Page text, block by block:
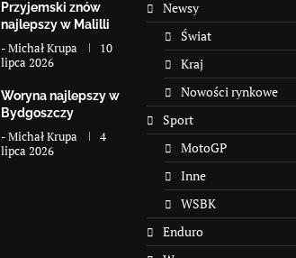
Przyjemski znów
najlepszy w Malilli
-Michał Krupa
10
lipca 2026
Woryna najlepszy w
Bydgoszczy
-Michał Krupa
4
lipca 2026
Newsy
Świat
Kraj
Nowości rynkowe
Sport
MotoGP
Inne
WSBK
Enduro